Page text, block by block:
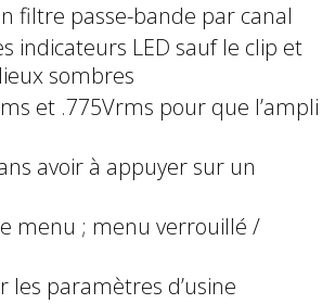
filtre passe-bande par canal
indicateurs LED sauf le clip et
sombres
et .775Vrms pour que l’ampli
avoir à appuyer sur un
menu ; menu verrouillé /
paramètres d’usine